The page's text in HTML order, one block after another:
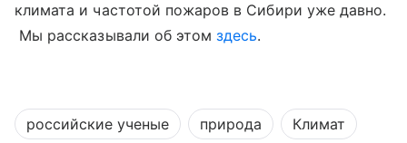
климата и частотой пожаров в Сибири уже давно.
Мы рассказывали об этомздесь.
российские ученые природа Климат